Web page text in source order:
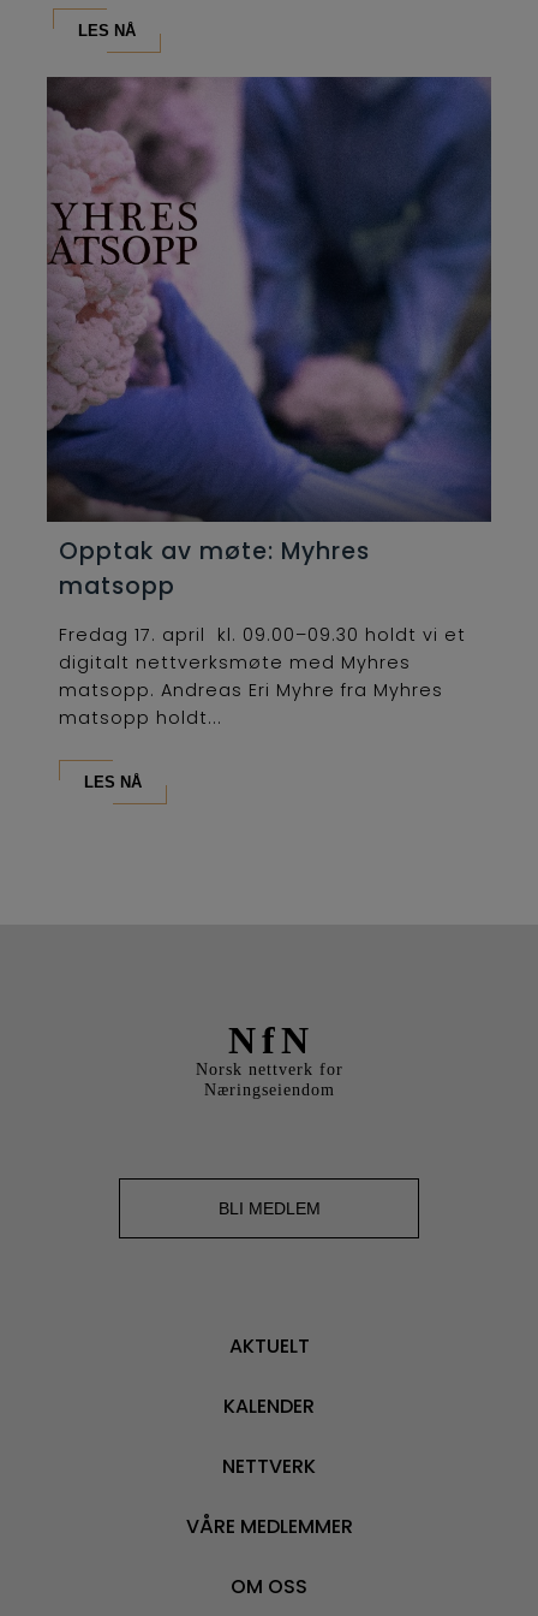
LES NÅ
Opptak av møte: Myhres
matsopp
Fredag 17. april kl. 09.00–09.30 holdt vi et
digitalt nettverksmøte med Myhres
matsopp. Andreas Eri Myhre fra Myhres
matsopp holdt...
LES NÅ
NfN
Norsk nettverk for
Næringseiendom
BLI MEDLEM
AKTUELT
KALENDER
NETTVERK
VÅRE MEDLEMMER
OM OSS